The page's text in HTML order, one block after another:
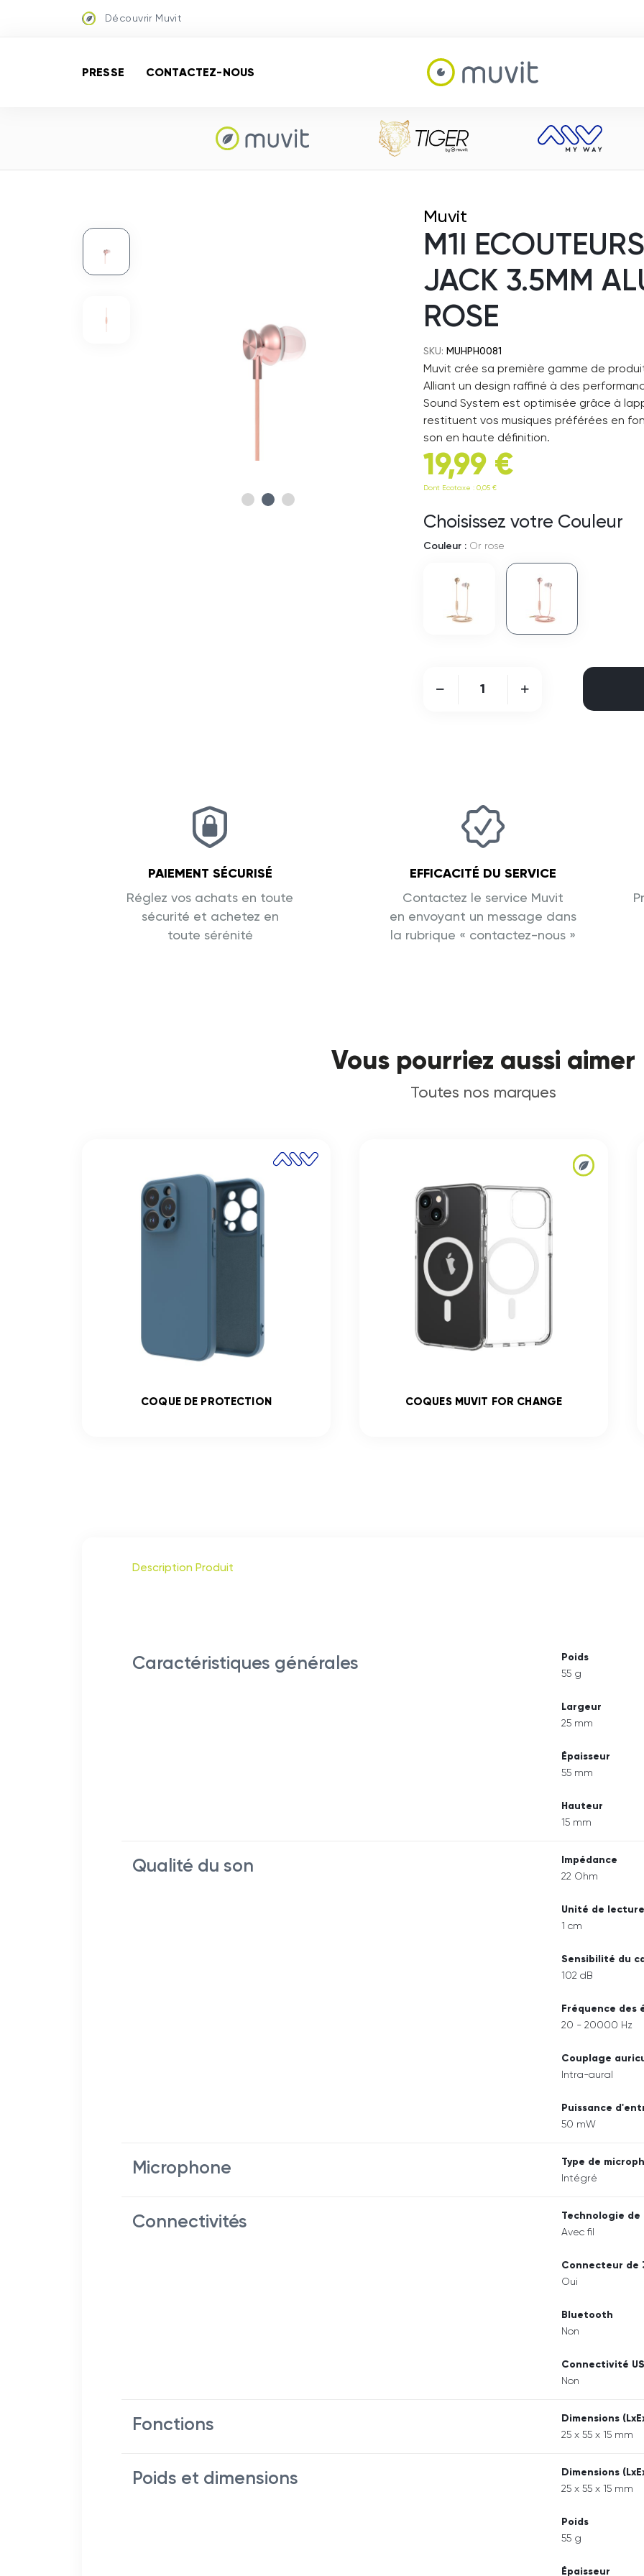
Découvrir Muvit
PRESSE CONTACTEZ-NOUS
Muvit
M1I
JACK 3.5MM
ROSE
SKU: MUHPH0081
Muvit crée sa première gamme de
Alliant un design raffiné à des
Sound System est optimisée grâce à
restituent vos musiques préférées en
son en haute définition.
19,99 €
Dont Ecotaxe : 0,05 €
Choisissez votre Couleur
Couleur : Or rose
PAIEMENT SÉCURISÉ
Réglez vos achats en toute
sécurité et achetez en
toute sérénité
EFFICACITÉ DU SERVICE
Contactez le service Muvit
en envoyant un message dans
la rubrique « contactez-nous »
Vous pourriez aussi aimer
Toutes nos marques
COQUE DE PROTECTION COQUES MUVIT FOR CHANGE
Description Produit
Caractéristiques générales Poids
55 g
Largeur
25 mm
Épaisseur
55 mm
Hauteur
15 mm
Qualité du son Impédance
22 Ohm
Unité de lecture
1 cm
Sensibilité du
102 dB
Fréquence des
20 - 20000 Hz
Couplage
Intra-aural
Puissance
50 mW
Microphone Type de
Intégré
Connectivités Technologie
Avec fil
Connecteur de
Oui
Bluetooth
Non
Connectivité
Non
Fonctions Dimensions
25 x 55 x 15 mm
Poids et dimensions Dimensions
25 x 55 x 15 mm
Poids
55 g
Épaisseur